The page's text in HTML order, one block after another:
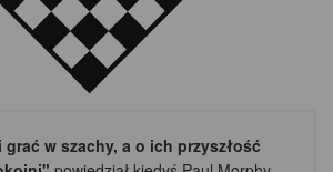
w szachy, a o ich przyszłość